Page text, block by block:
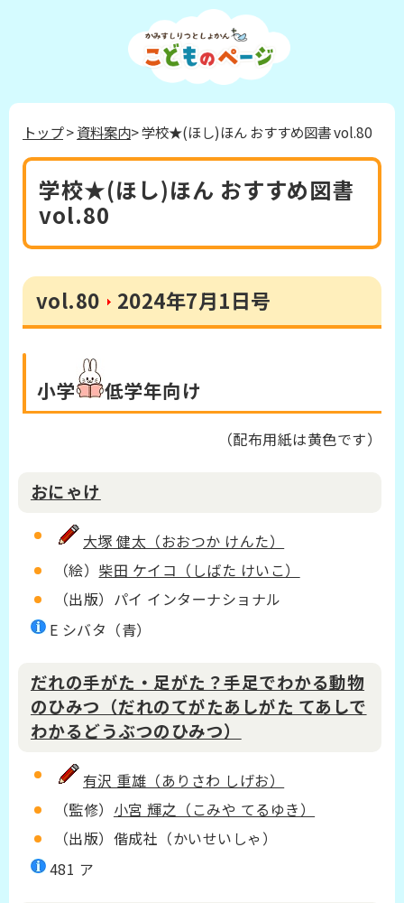
トップ>資料案内> 学校★(ほし)ほん おすすめ図書 vol.80
学校★(ほし)ほん おすすめ図書
vol.80
vol.80 2024年7月1日号
小学 低学年向け
（配布用紙は黄色です）
おにゃけ
大塚 健太（おおつか けんた）
（絵） 柴田 ケイコ（しばた けいこ）
（出版）パイ インターナショナル
E シバタ（青）
だれの手がた・足がた？手足でわかる動物
のひみつ（だれのてがたあしがた てあしで
わかるどうぶつのひみつ）
有沢 重雄（ありさわ しげお）
（監修） 小宮 輝之（こみや てるゆき）
（出版）偕成社（かいせいしゃ）
481 ア